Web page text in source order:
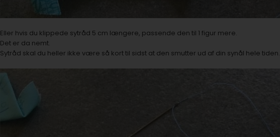
Eller hvis du klippede sytråd 5 cm længere, passende den til 1 figur mere.
Det er da nemt.
Sytråd skal du heller ikke være så kort til sidst at den smutter ud af din synål hele tiden.